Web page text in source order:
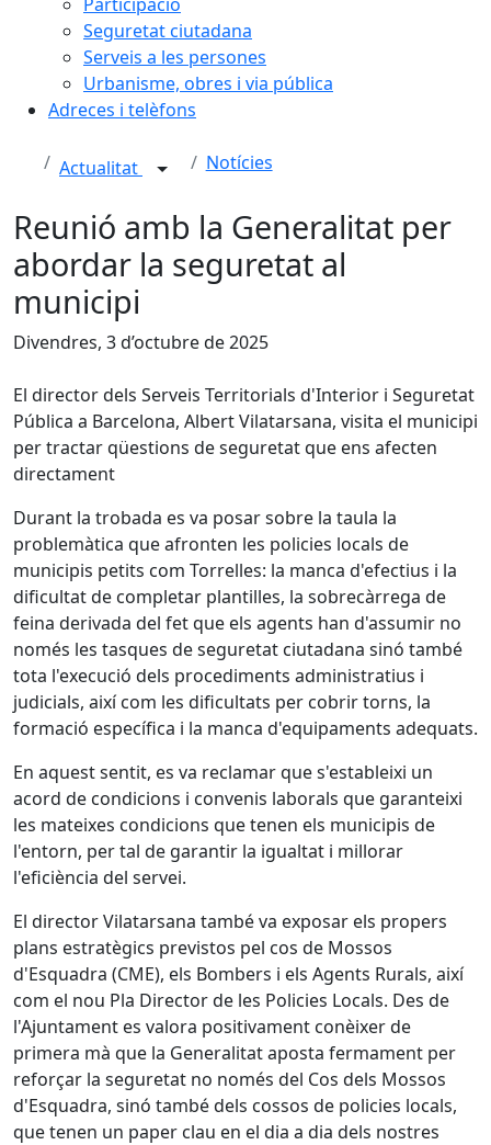
Seguretat ciutadana
Serveis a les persones
Urbanisme, obres i via pública
Adreces i telèfons
Actualitat Notícies
Reunió amb la Generalitat per
abordar la seguretat al
municipi
Divendres, 3 d’octubre de 2025
El director dels Serveis Territorials d'Interior i Seguretat
Pública a Barcelona, Albert Vilatarsana, visita el municipi
per tractar qüestions de seguretat que ens afecten
directament
Durant la trobada es va posar sobre la taula la
problemàtica que afronten les policies locals de
municipis petits com Torrelles: la manca d'efectius i la
dificultat de completar plantilles, la sobrecàrrega de
feina derivada del fet que els agents han d'assumir no
només les tasques de seguretat ciutadana sinó també
tota l'execució dels procediments administratius i
judicials, així com les dificultats per cobrir torns, la
formació específica i la manca d'equipaments adequats.
En aquest sentit, es va reclamar que s'estableixi un
acord de condicions i convenis laborals que garanteixi
les mateixes condicions que tenen els municipis de
l'entorn, per tal de garantir la igualtat i millorar
l'eficiència del servei.
El director Vilatarsana també va exposar els propers
plans estratègics previstos pel cos de Mossos
d'Esquadra (CME), els Bombers i els Agents Rurals, així
com el nou Pla Director de les Policies Locals. Des de
l'Ajuntament es valora positivament conèixer de
primera mà que la Generalitat aposta fermament per
reforçar la seguretat no només del Cos dels Mossos
d'Esquadra, sinó també dels cossos de policies locals,
que tenen un paper clau en el dia a dia dels nostres